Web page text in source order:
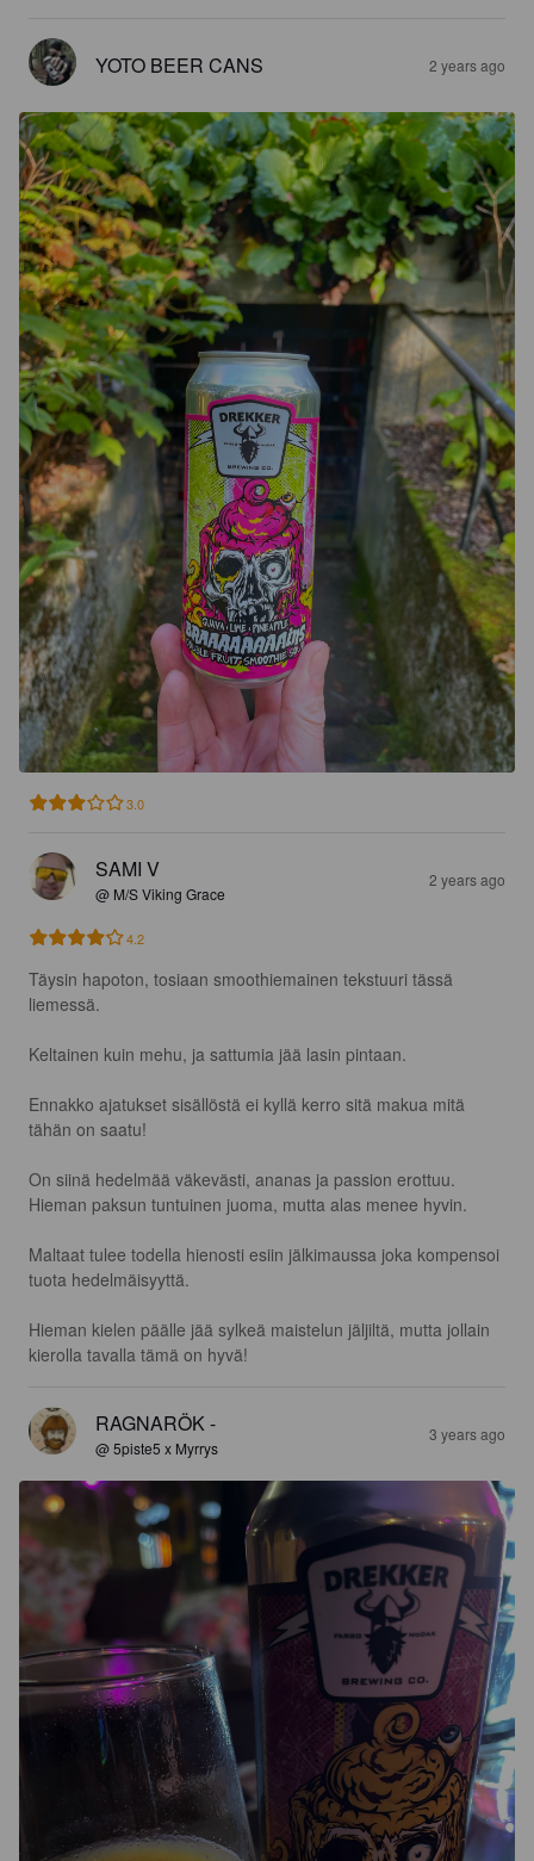
YOTO BEER CANS 2 years ago
3.0
SAMI V
@ M/S Viking Grace
2 years ago
4.2
Täysin hapoton, tosiaan smoothiemainen tekstuuri tässä
liemessä.
Keltainen kuin mehu, ja sattumia jää lasin pintaan.
Ennakko ajatukset sisällöstä ei kyllä kerro sitä makua mitä
tähän on saatu!
On siinä hedelmää väkevästi, ananas ja passion erottuu.
Hieman paksun tuntuinen juoma, mutta alas menee hyvin.
Maltaat tulee todella hienosti esiin jälkimaussa joka kompensoi
tuota hedelmäisyyttä.
Hieman kielen päälle jää sylkeä maistelun jäljiltä, mutta jollain
kierolla tavalla tämä on hyvä!
RAGNARÖK -
@ 5piste5 x Myrrys
3 years ago